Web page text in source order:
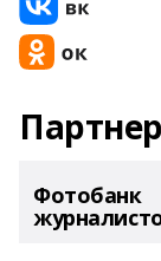
Фотобанк